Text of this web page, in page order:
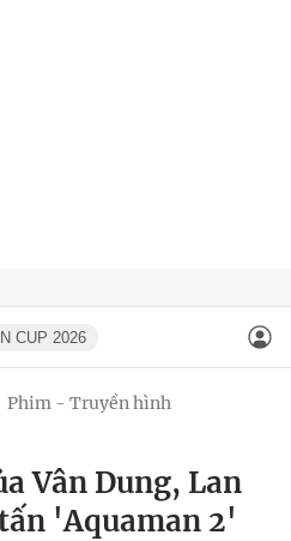
CUP 2026
Phim - Truyền hình
Vân Dung, Lan
'Aquaman 2'